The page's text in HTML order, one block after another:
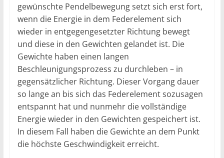
gewünschte Pendelbewegung setzt sich erst fort,
wenn die Energie in dem Federelement sich
wieder in entgegengesetzter Richtung bewegt
und diese in den Gewichten gelandet ist. Die
Gewichte haben einen langen
Beschleunigungsprozess zu durchleben – in
gegensätzlicher Richtung. Dieser Vorgang dauer
so lange an bis sich das Federelement sozusagen
entspannt hat und nunmehr die vollständige
Energie wieder in den Gewichten gespeichert ist.
In diesem Fall haben die Gewichte an dem Punkt
die höchste Geschwindigkeit erreicht.